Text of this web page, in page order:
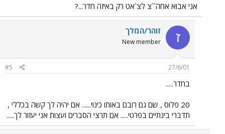
אני אבוא אחה``צ לצ`אט רק באיזה חדר...?
ז זוהר/המלך
New member
27/6/01
#5
בחדר.....
20 פלוס , שם גם רובם באותו כינוי...... אם יהיה לך קשה בכללי ,
תדברי בינתיים בפרטי..... אם תרצי הסברים ועצות אני יעזור לך.....